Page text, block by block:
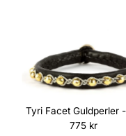
Tyri Facet Guldperler
775 kr